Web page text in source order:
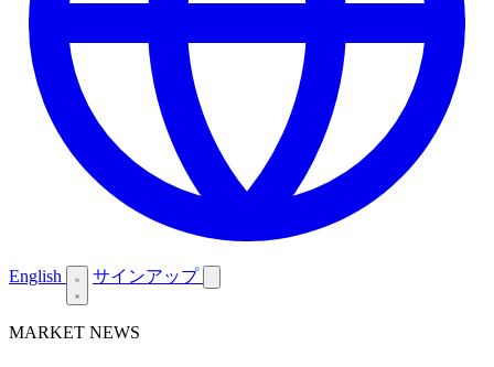
English サインアップ
MARKET NEWS